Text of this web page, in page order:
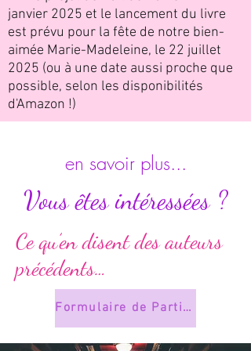
janvier 2025 et le lancement du livre
est prévu pour la fête de notre bien-
aimée Marie-Madeleine, le 22 juillet
2025 (ou à une date aussi proche que
possible, selon les disponibilités
d'Amazon !)
en savoir plus...
Vous êtes intéressées ?
Ce qu’en disent des auteurs
précédents…
Formulaire de Participation